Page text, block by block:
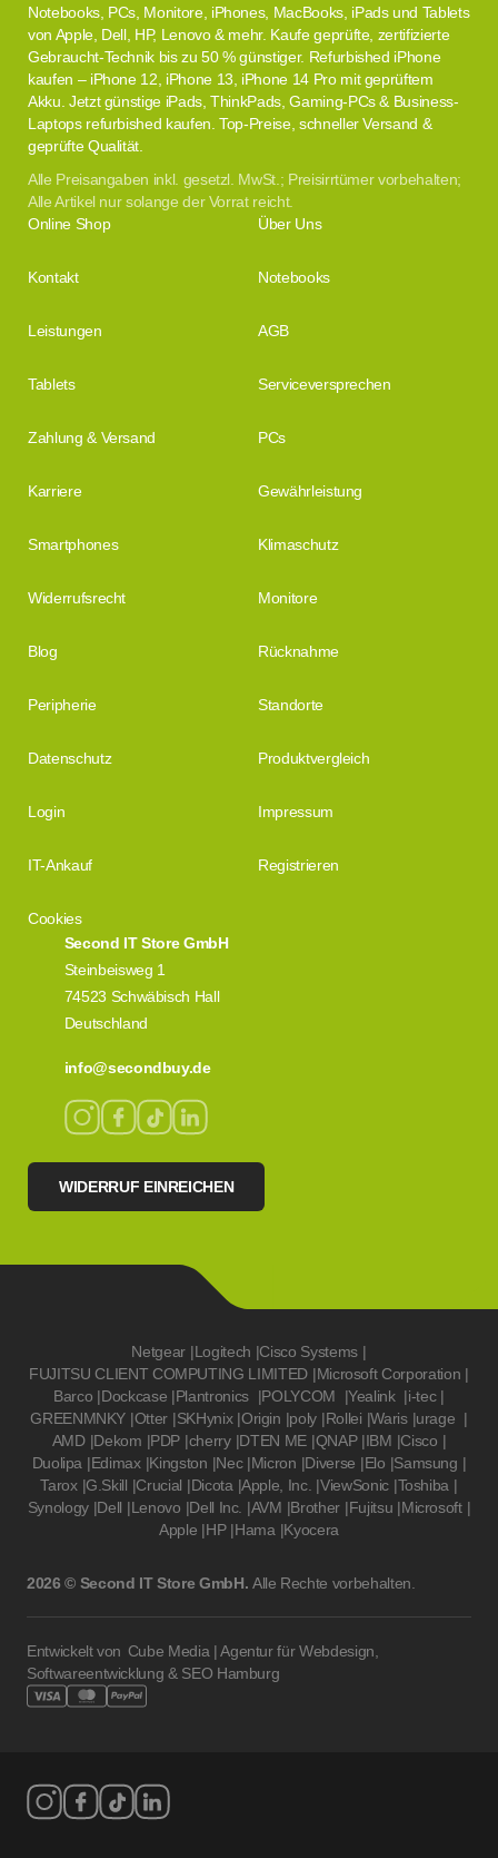
Notebooks, PCs, Monitore, iPhones, MacBooks, iPads und Tablets
von Apple, Dell, HP, Lenovo & mehr. Kaufe geprüfte, zertifizierte
Gebraucht-Technik bis zu 50 % günstiger. Refurbished iPhone
kaufen – iPhone 12, iPhone 13, iPhone 14 Pro mit geprüftem
Akku. Jetzt günstige iPads, ThinkPads, Gaming-PCs & Business-
Laptops refurbished kaufen. Top-Preise, schneller Versand &
geprüfte Qualität.
Alle Preisangaben inkl. gesetzl. MwSt.; Preisirrtümer vorbehalten;
Alle Artikel nur solange der Vorrat reicht.
Second IT Store GmbH
Steinbeisweg 1
74523 Schwäbisch Hall
Deutschland
info@secondbuy.de
WIDERRUF EINREICHEN
Online Shop Über Uns
Kontakt Notebooks
Leistungen AGB
Tablets Serviceversprechen
Zahlung & Versand PCs
Karriere Gewährleistung
Smartphones Klimaschutz
Widerrufsrecht Monitore
Blog Rücknahme
Peripherie Standorte
Datenschutz Produktvergleich
Login Impressum
IT-Ankauf Registrieren
Cookies
Netgear |Logitech |Cisco Systems |
FUJITSU CLIENT COMPUTING LIMITED |Microsoft Corporation |
Barco |Dockcase |Plantronics |POLYCOM |Yealink |i-tec |
GREENMNKY |Otter |SKHynix |Origin |poly |Rollei |Waris |urage |
AMD |Dekom |PDP |cherry |DTEN ME |QNAP |IBM |Cisco |
Duolipa |Edimax |Kingston |Nec |Micron |Diverse |Elo |Samsung |
Tarox |G.Skill |Crucial |Dicota |Apple, Inc. |ViewSonic |Toshiba |
Synology |Dell |Lenovo |Dell Inc. |AVM |Brother |Fujitsu |Microsoft |
Apple |HP |Hama |Kyocera
2026 © Second IT Store GmbH. Alle Rechte vorbehalten.
Entwickelt von Cube Media | Agentur für Webdesign,
Softwareentwicklung & SEO Hamburg